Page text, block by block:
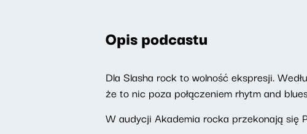
Opis podcastu
Dla Slasha rock to wolność ekspresji.
że to nic poza połączeniem rhytm and
W audycji Akademia rocka przekonają się